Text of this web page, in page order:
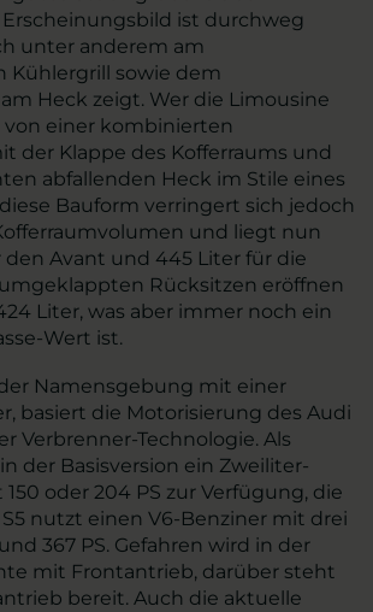
Erscheinungsbild ist durchweg
unter anderem am
Kühlergrill sowie dem
Heck zeigt. Wer die Limousine
einer kombinierten
der Klappe des Kofferraums und
abfallenden Heck im Stile eines
Bauform verringert sich jedoch
und liegt nun
den Avant und 445 Liter für die
Rücksitzen eröffnen
Liter, was aber immer noch ein
Wert ist.
Namensgebung mit einer
basiert die Motorisierung des Audi
Verbrenner-Technologie. Als
der Basisversion ein Zweiliter-
oder 204 PS zur Verfügung, die
nutzt einen V6-Benziner mit drei
367 PS. Gefahren wird in der
mit Frontantrieb, darüber steht
bereit. Auch die aktuelle